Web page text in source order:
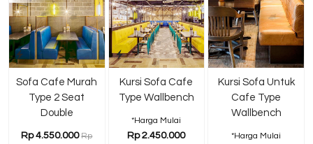
Sofa Cafe Murah
Type 2 Seat
Double
Rp 4.550.000 Rp
Kursi Sofa Cafe
Type Wallbench
*Harga Mulai
Rp 2.450.000
Kursi Sofa Untuk
Cafe Type
Wallbench
*Harga Mulai